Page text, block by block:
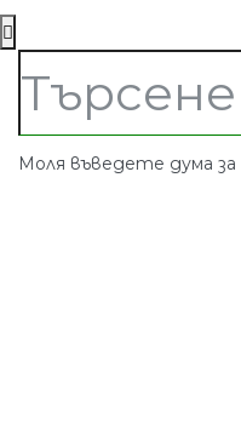
Моля въведете дума